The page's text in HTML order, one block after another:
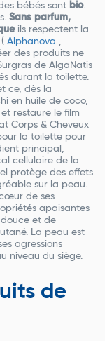
bébés sont bio.
Sans parfum,
ils respectent la
Alphanova ,
des produits ne
de AlgaNatis
durant la toilette.
ce, dès la
en huile de coco,
restaure le film
Corps & Cheveux
la toilette pour
principal,
cellulaire de la
protège des effets
sur la peau.
de ses
apaisantes
douce et de
La peau est
agressions
niveau du siège.
de